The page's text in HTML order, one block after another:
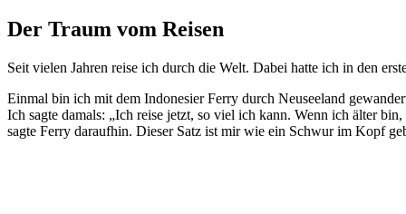
Der Traum vom Reisen
Seit vielen Jahren reise ich durch die Welt. Dabei hatte ich in den
Einmal bin ich mit dem Indonesier Ferry durch Neuseeland
Ich sagte damals: „Ich reise jetzt, so viel ich kann. Wenn ich älter
sagte Ferry daraufhin. Dieser Satz ist mir wie ein Schwur im Kopf